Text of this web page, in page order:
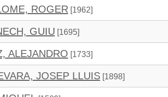
ROGER [1962]
GUIU [1695]
ALEJANDRO [1733]
JOSEP LLUIS[1898]